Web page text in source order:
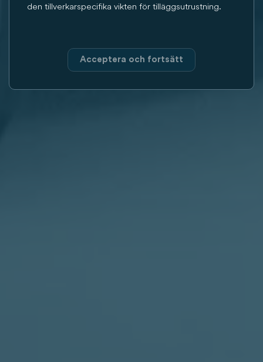
den tillverkarspecifika vikten för tilläggsutrustning.
Acceptera och fortsätt